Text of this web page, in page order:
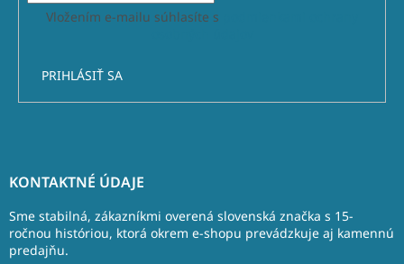
Vložením e-mailu súhlasíte s
PRIHLÁSIŤ SA
KONTAKTNÉ ÚDAJE
Sme stabilná, zákazníkmi overená slovenská značka s 15-
ročnou históriou, ktorá okrem e-shopu prevádzkuje aj kamennú
predajňu.